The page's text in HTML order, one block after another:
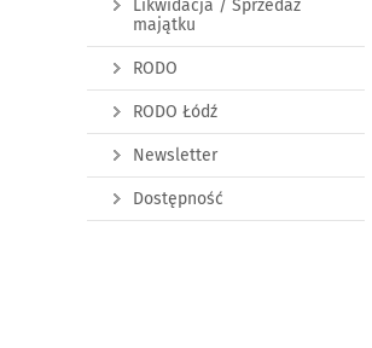
Likwidacja / Sprzedaż
majątku
RODO
RODO Łódź
Newsletter
Dostępność